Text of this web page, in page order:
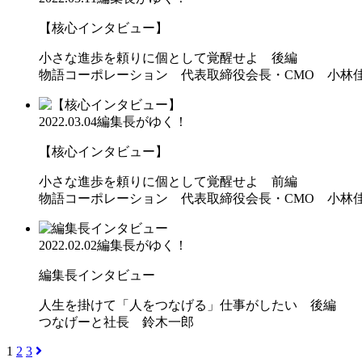
【核心インタビュー】
小さな進歩を頼りに個として覚醒せよ 後編
物語コーポレーション 代表取締役会長・CMO 小林
2022.03.04編集長がゆく！
【核心インタビュー】
小さな進歩を頼りに個として覚醒せよ 前編
物語コーポレーション 代表取締役会長・CMO 小林
2022.02.02編集長がゆく！
編集長インタビュー
人生を掛けて「人をつなげる」仕事がしたい 後編
つなげーと社長 鈴木一郎
1 2 3